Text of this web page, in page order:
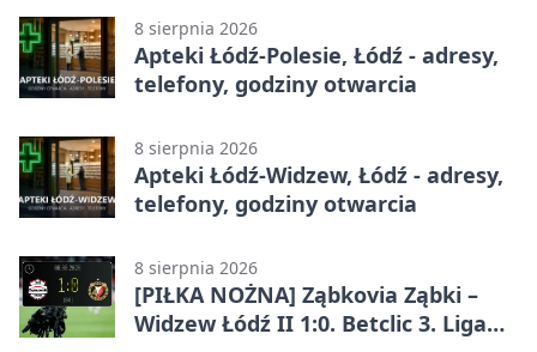
8 sierpnia 2026
Apteki Łódź-Polesie, Łódź - adresy,
telefony, godziny otwarcia
8 sierpnia 2026
Apteki Łódź-Widzew, Łódź - adresy,
telefony, godziny otwarcia
8 sierpnia 2026
[PIŁKA NOŻNA] Ząbkovia Ząbki –
Widzew Łódź II 1:0. Betclic 3. Liga